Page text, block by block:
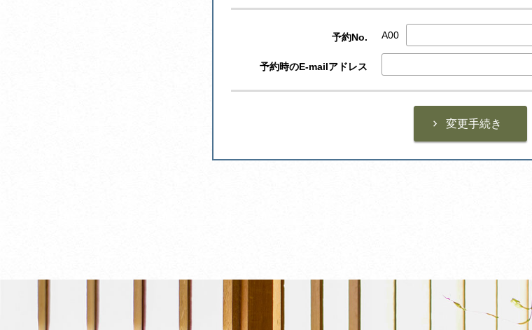
予約No. A00
予約時のE-mailアドレス